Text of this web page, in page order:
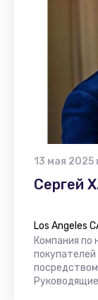
13 мая 2025
Сергей
Los Angeles
Компания по